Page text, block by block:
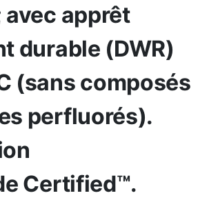
avec apprêt
durable (DWR)
(sans composés
perfluorés).
Certified™.